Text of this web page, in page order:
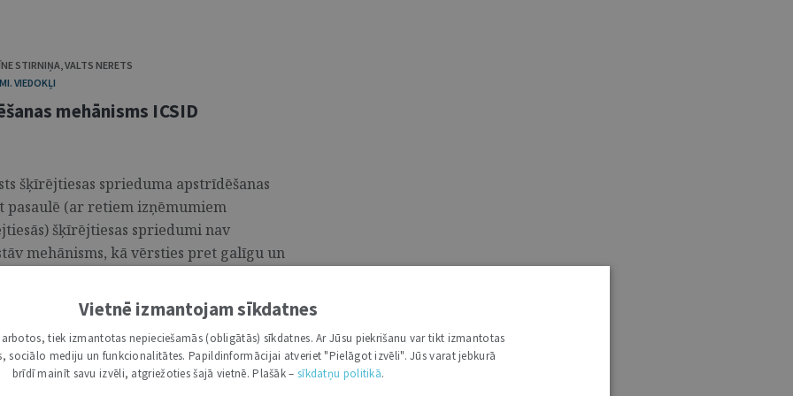
STIRNIŅA,VALTS NERETS
VIEDOKĻI
mehānisms ICSID
šķīrējtiesas sprieduma apstrīdēšanas
pasaulē (ar retiem izņēmumiem
šķīrējtiesas spriedumi nav
mehānisms, kā vērsties pret galīgu un
šis mehānisms ir jaunievedums,
pret galīgu un spēkā esošu
rakstā autori sīkāk analizēs spēkā
mehānismu ieguldījumu
par ieguldījumu strīdu izšķiršanu
(turpmāk – Konvencija).1 ...
Vietnē izmantojam sīkdatnes
tiek izmantotas nepieciešamās (obligātās) sīkdatnes. Ar Jūsu piekrišanu var tikt izmantotas
sociālo mediju un funkcionalitātes. Papildinformācijai atveriet "Pielāgot izvēli". Jūs varat jebkurā
brīdī mainīt savu izvēli, atgriežoties šajā vietnē. Plašāk – sīkdatņu politikā.